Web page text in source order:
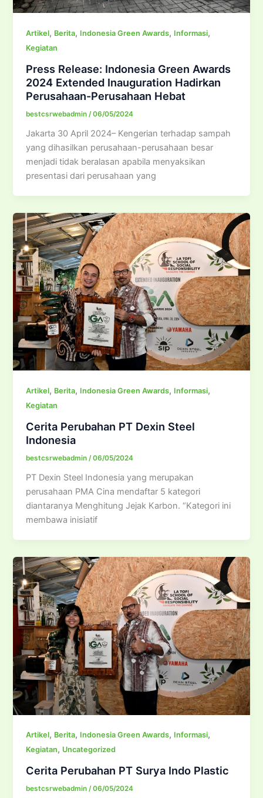
Artikel, Berita, Indonesia Green Awards, Informasi,
Kegiatan
Press Release: Indonesia Green Awards
2024 Extended Inauguration Hadirkan
Perusahaan-Perusahaan Hebat
bestcsrwebadmin/06/05/2024
Jakarta 30 April 2024– Kengerian terhadap sampah
yang dihasilkan perusahaan-perusahaan besar
menjadi tidak beralasan apabila menyaksikan
presentasi dari perusahaan yang
Artikel, Berita, Indonesia Green Awards, Informasi,
Kegiatan
Cerita Perubahan PT Dexin Steel
Indonesia
bestcsrwebadmin/06/05/2024
PT Dexin Steel Indonesia yang merupakan
perusahaan PMA Cina mendaftar 5 kategori
diantaranya Menghitung Jejak Karbon. “Kategori ini
membawa inisiatif
Artikel, Berita, Indonesia Green Awards, Informasi,
Kegiatan, Uncategorized
Cerita Perubahan PT Surya Indo Plastic
bestcsrwebadmin/06/05/2024